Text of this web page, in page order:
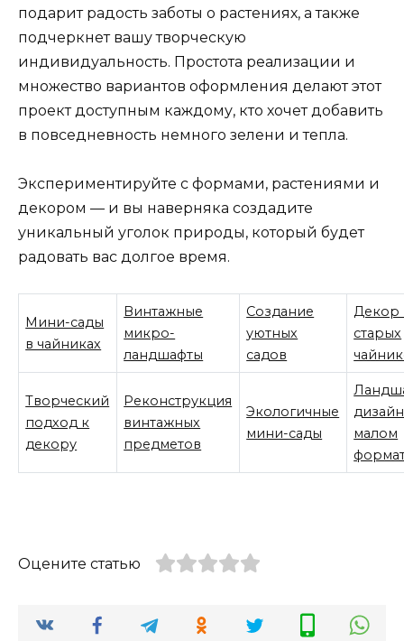
подарит радость заботы о растениях, а также
подчеркнет вашу творческую
индивидуальность. Простота реализации и
множество вариантов оформления делают этот
проект доступным каждому, кто хочет добавить
в повседневность немного зелени и тепла.
Экспериментируйте с формами, растениями и
декором — и вы наверняка создадите
уникальный уголок природы, который будет
радовать вас долгое время.
Мини-сады
в чайниках
Винтажные
микро-
ландшафты
Создание
уютных
садов
Декор
старых
Творческий
подход к
декору
Реконструкция
винтажных
предметов
Экологичные
мини-сады
малом
Оцените статью